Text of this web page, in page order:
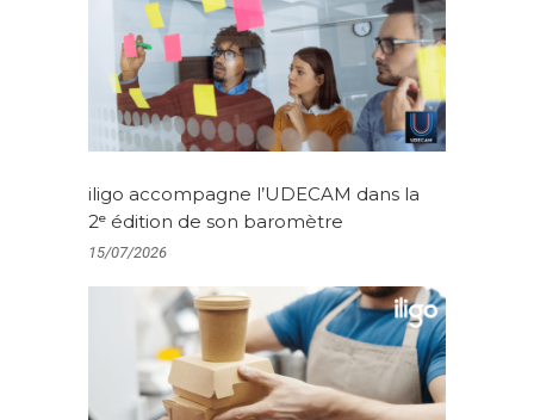
iligo accompagne l’UDECAM dans la
2ᵉ édition de son baromètre
15/07/2026